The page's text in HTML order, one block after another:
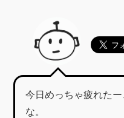
今日めっちゃ疲れた
な。